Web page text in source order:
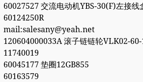
60027527 交流电动机YBS-30(F)左接线
60124250R
mail:salesany@yeah.net
120604000033A 滚子链链轮VLK02-
11740019
60045177 垫圈12GB855
60163579